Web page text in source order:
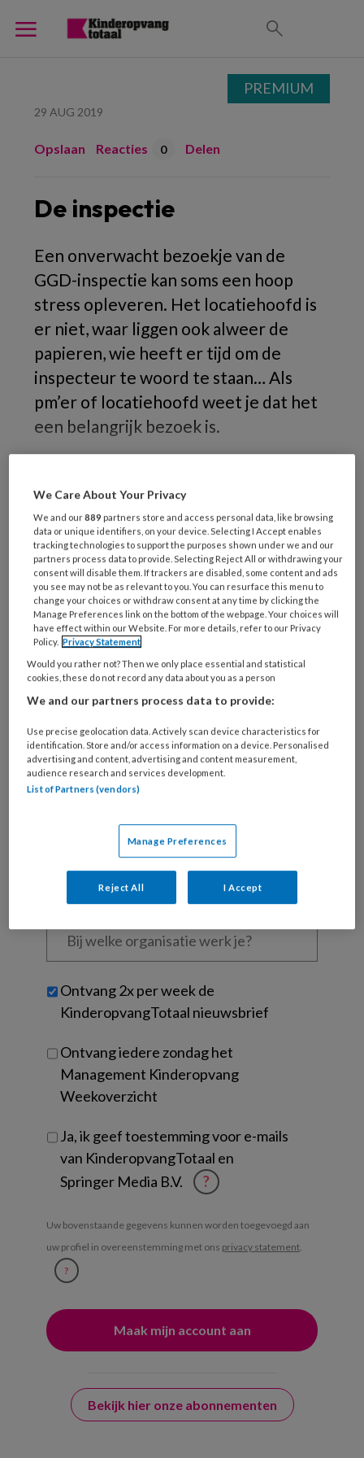
29 AUG 2019
Opslaan Reacties 0 Delen
De inspectie
Een onverwacht bezoekje van de
GGD-inspectie kan soms een hoop
stress opleveren. Het locatiehoofd is
er niet, waar liggen ook alweer de
papieren, wie heeft er tijd om de
inspecteur te woord te staan… Als
pm’er of locatiehoofd weet je dat het
een belangrijk bezoek is.
REGISTREREN
Wil je dit artikel lezen?
Maak gratis een account aan en lees 2
artikelen gratis per maand
Al een account of abonnement?Log dan in
Wat
is
je
e-
mailadres?
Kies
wachtwoord* *
*
welke
je?
Untitled
Ontvang 2x per week de
KinderopvangTotaal nieuwsbrief
Ontvang iedere zondag het
Management Kinderopvang
Weekoverzicht
Ja, ik geef toestemming voor e-mails
van KinderopvangTotaal en
Springer Media B.V.
?
Uw bovenstaande gegevens kunnen worden toegevoegd aan
uw profiel in overeenstemming met ons privacy statement.
?
Bekijk hier onze abonnementen
PREMIUM
We Care About Your Privacy
We and our889 partners store and access personal data, like browsing
data or unique identifiers, on your device. Selecting I Accept enables
tracking technologies to support the purposes shown under we and our
partners process data to provide. Selecting Reject All or withdrawing your
consent will disable them. If trackers are disabled, some content and ads
you see may not be as relevant to you. You can resurface this menu to
change your choices or withdraw consent at any time by clicking the
Manage Preferences link on the bottom of the webpage. Your choices will
have effect within our Website. For more details, refer to our Privacy
Policy. Privacy Statement
Would you rather not? Then we only place essential and statistical
cookies, these do not record any data about you as a person
We and our partners process data to provide:
Use precise geolocation data. Actively scan device characteristics for
identification. Store and/or access information on a device. Personalised
advertising and content, advertising and content measurement,
audience research and services development.
List of Partners (vendors)
Manage Preferences
Reject All I Accept